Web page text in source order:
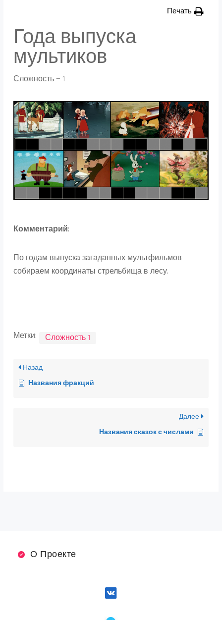
Печать
Года выпуска
мультиков
Сложность — 1
Комментарий:
По годам выпуска загаданных мультфильмов
собираем координаты стрельбища в лесу.
Метки: Сложность 1
Назад
Названия фракций
Далее
Названия сказок с числами
О Проекте